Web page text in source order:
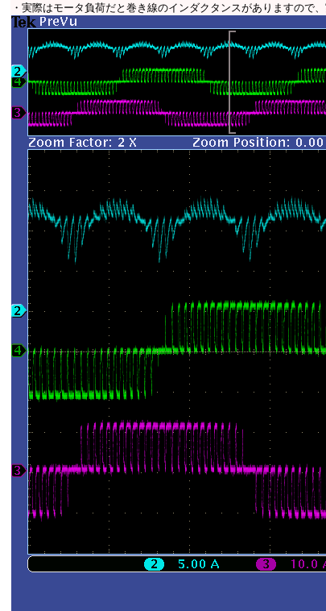
・実際はモータ負荷だと巻き線のインダクタンスがありますので